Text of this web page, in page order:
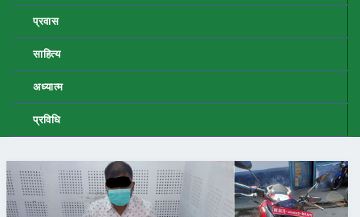
प्रवास
साहित्य
अध्यात्म
प्रविधि